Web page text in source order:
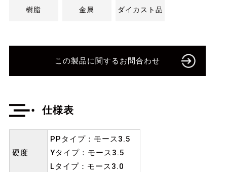
樹脂 金属 ダイカスト品
この製品に関するお問合わせ
仕様表
硬度
PPタイプ：モース3.5
Yタイプ：モース3.5
Lタイプ：モース3.0